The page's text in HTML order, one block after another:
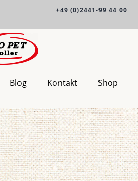
+49 (0)2441-99 44 00
Blog Kontakt Shop